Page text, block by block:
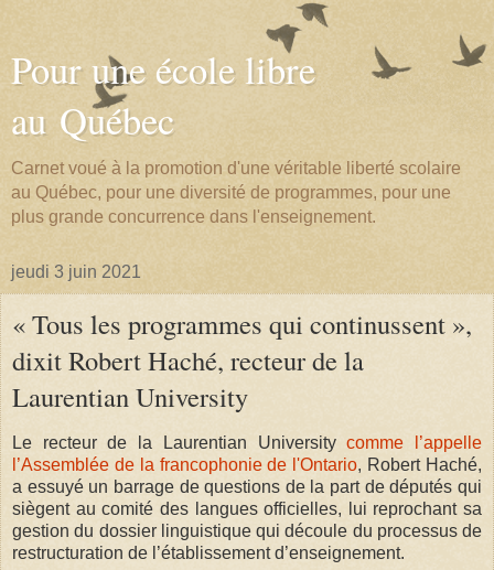
Pour une école libre
au Québec
Carnet voué à la promotion d'une véritable liberté scolaire
au Québec, pour une diversité de programmes, pour une
plus grande concurrence dans l'enseignement.
jeudi 3 juin 2021
« Tous les programmes qui continussent »,
dixit Robert Haché, recteur de la
Laurentian University
Le recteur de la Laurentian Universitycomme l’appelle
l’Assemblée de la francophonie de l'Ontario, Robert Haché,
a essuyé un barrage de questions de la part de députés qui
siègent au comité des langues officielles, lui reprochant sa
gestion du dossier linguistique qui découle du processus de
restructuration de l’établissement d’enseignement.